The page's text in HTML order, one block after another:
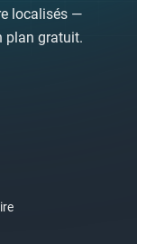
localisés —
plan gratuit.